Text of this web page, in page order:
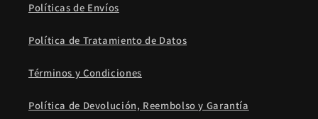
Políticas de Envíos
Política de Tratamiento de Datos
Términos y Condiciones
Política de Devolución, Reembolso y Garantía